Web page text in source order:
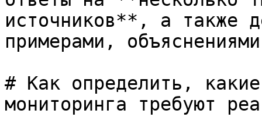
источников**, а также
примерами,
# Как определить,
мониторинга требуют